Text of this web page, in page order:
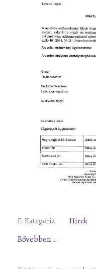
Kategória: Hírek
Bővebben...